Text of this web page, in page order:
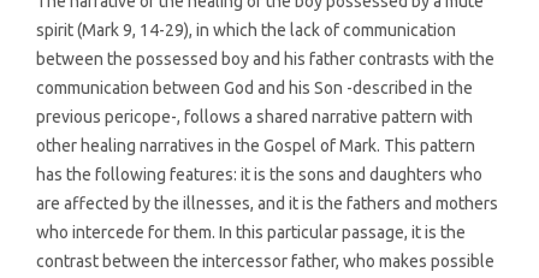
spirit (Mark 9, 14-29), in which the lack of communication
between the possessed boy and his father contrasts with the
communication between God and his Son -described in the
previous pericope-, follows a shared narrative pattern with
other healing narratives in the Gospel of Mark. This pattern
has the following features: it is the sons and daughters who
are affected by the illnesses, and it is the fathers and mothers
who intercede for them. In this particular passage, it is the
contrast between the intercessor father, who makes possible